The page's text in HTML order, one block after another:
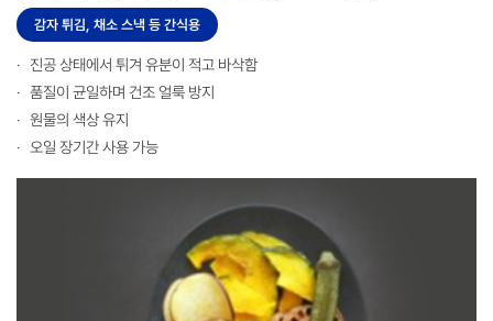
감자 튀김, 채소 스낵 등 간식용​
진공 상태에서 튀겨 유분이 적고 바삭함​
품질이 균일하며 건조 얼룩 방지
원물의 색상 유지
오일 장기간 사용 가능​